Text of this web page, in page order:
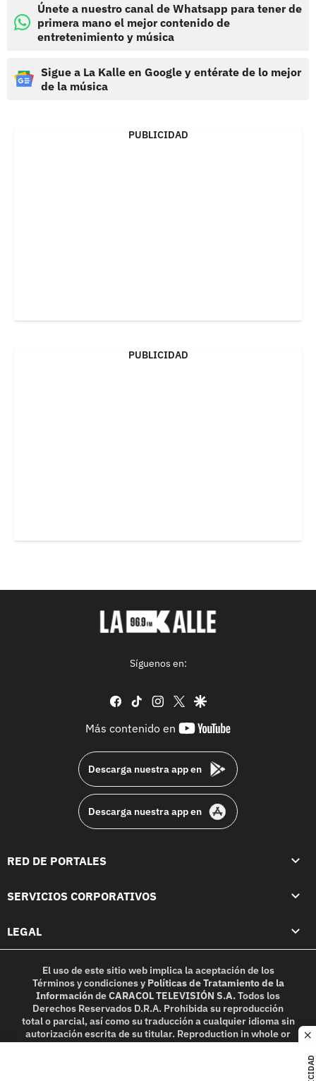
Únete a nuestro canal de Whatsapp para tener de
primera mano el mejor contenido de
entretenimiento y música
Sigue a La Kalle en Google y entérate de lo mejor
de la música
PUBLICIDAD
PUBLICIDAD
Síguenos en:
facebook
tiktok instagram
twittergoogle
Más contenido en
youtube-
Descarga nuestra app en
Descarga nuestra app en
RED DE PORTALES
SERVICIOS CORPORATIVOS
LEGAL
El uso de este sitio web implica la aceptación de los
Términos y condicionesy Políticas de Tratamiento de la
InformacióndeCARACOL TELEVISIÓN S.A.Todos los
Derechos Reservados D.R.A. Prohibida su reproducción
total o parcial, así como su traducción a cualquier idioma sin
autorización escrita de su titular. Reproduction in whole or
in part, or translation without written permission is